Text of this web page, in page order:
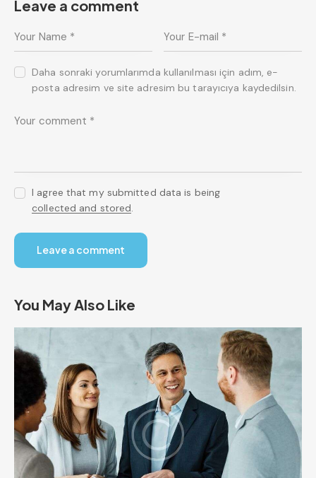
Leave a comment
Daha sonraki yorumlarımda kullanılması için adım, e-
posta adresim ve site adresim bu tarayıcıya kaydedilsin.
I agree that my submitted data is being
collected and stored.
You May Also Like